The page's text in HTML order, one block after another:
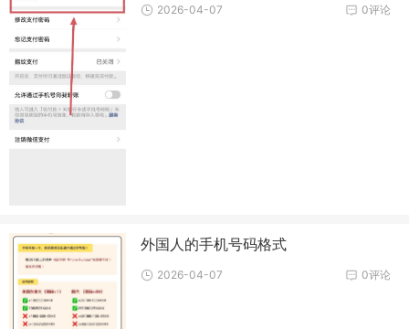
0评论
2026-04-07
外国人的手机号码格式
0评论
2026-04-07